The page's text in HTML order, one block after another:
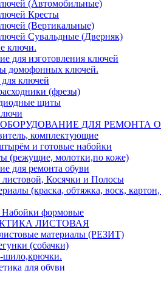
(Автомобильные)
Кресты
(Вертикальные)
Сувальдные (Дверняк)
ключи.
для изготовления ключей
домофонных ключей.
ключей
(фрезы)
щиты
ДЛЯ РЕМОНТА
комплектующие
и готовые набойки
(режущие, молотки,по коже)
для ремонта обуви
Косячки и Полосы
(краска, обтяжка, воск,
формовые
ЛИСТОВАЯ
материалы (РЕЗИТ)
(собачки)
шило,крючки.
для обуви